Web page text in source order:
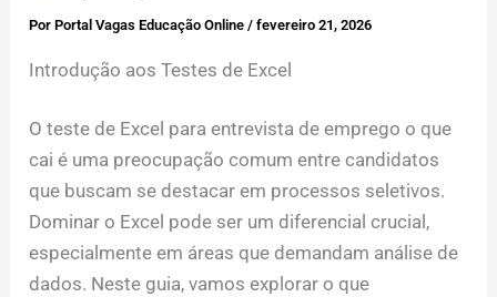
PorPortal Vagas Educação Online/fevereiro 21, 2026
Introdução aos Testes de Excel
O teste de Excel para entrevista de emprego o que
cai é uma preocupação comum entre candidatos
que buscam se destacar em processos seletivos.
Dominar o Excel pode ser um diferencial crucial,
especialmente em áreas que demandam análise de
dados. Neste guia, vamos explorar o que